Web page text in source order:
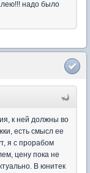
надо было
к ней должны во
есть смысл ее
я с прорабом
цену пока не
В юнитек